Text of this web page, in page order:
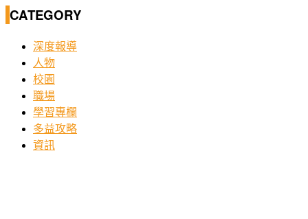
CATEGORY
深度報導
人物
校園
職場
學習專欄
多益攻略
資訊